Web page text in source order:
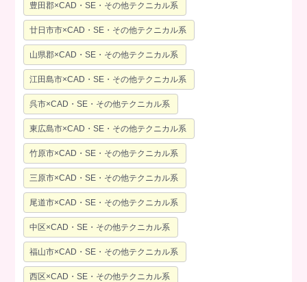
豊田郡×CAD・SE・その他テクニカル系
廿日市市×CAD・SE・その他テクニカル系
山県郡×CAD・SE・その他テクニカル系
江田島市×CAD・SE・その他テクニカル系
呉市×CAD・SE・その他テクニカル系
東広島市×CAD・SE・その他テクニカル系
竹原市×CAD・SE・その他テクニカル系
三原市×CAD・SE・その他テクニカル系
尾道市×CAD・SE・その他テクニカル系
中区×CAD・SE・その他テクニカル系
福山市×CAD・SE・その他テクニカル系
西区×CAD・SE・その他テクニカル系